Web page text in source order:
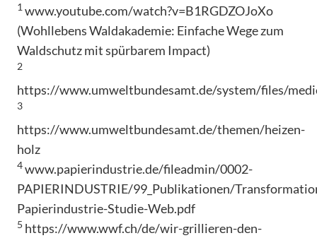
1 www.youtube.com/watch?v=B1RGDZOJoXo
(Wohllebens Waldakademie: Einfache Wege zum
Waldschutz mit spürbarem Impact)
2
https://www.umweltbundesamt.de/system/files/
3
https://www.umweltbundesamt.de/themen/heizen-
holz
4www.papierindustrie.de/fileadmin/0002-
PAPIERINDUSTRIE/99_Publikationen/
Papierindustrie-Studie-Web.pdf
5 https://www.wwf.ch/de/wir-grillieren-den-